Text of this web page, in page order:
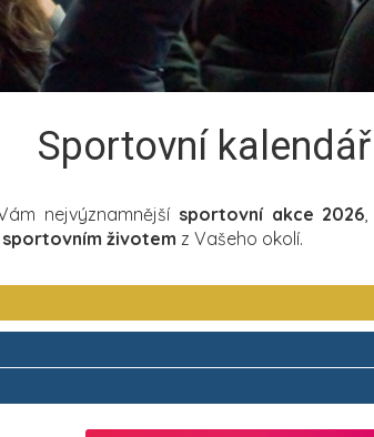
Sportovní
nejvýznamnější sportovní akce 2026
sportovním životem z Vašeho okolí.